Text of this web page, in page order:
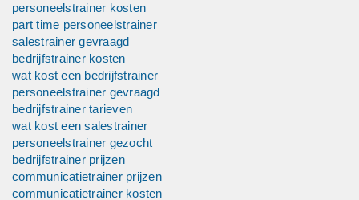
personeelstrainer kosten
part time personeelstrainer
salestrainer gevraagd
bedrijfstrainer kosten
wat kost een bedrijfstrainer
personeelstrainer gevraagd
bedrijfstrainer tarieven
wat kost een salestrainer
personeelstrainer gezocht
bedrijfstrainer prijzen
communicatietrainer prijzen
communicatietrainer kosten